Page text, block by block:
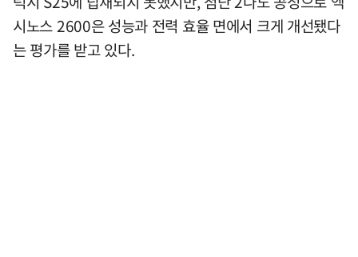
시노스 2600은 성능과 전력 효율 면에서 크게 개선됐다
는 평가를 받고 있다.